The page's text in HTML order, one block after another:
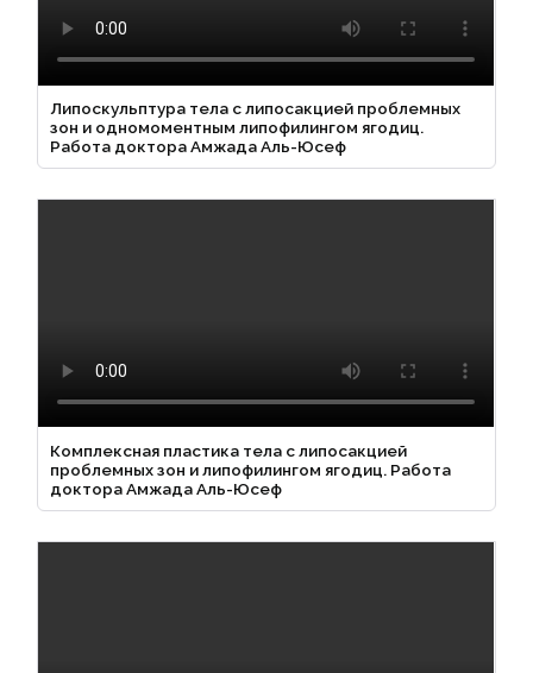
Липоскульптура тела с липосакцией проблемных
зон и одномоментным липофилингом ягодиц.
Работа доктора Амжада Аль-Юсеф
Комплексная пластика тела с липосакцией
проблемных зон и липофилингом ягодиц. Работа
доктора Амжада Аль-Юсеф